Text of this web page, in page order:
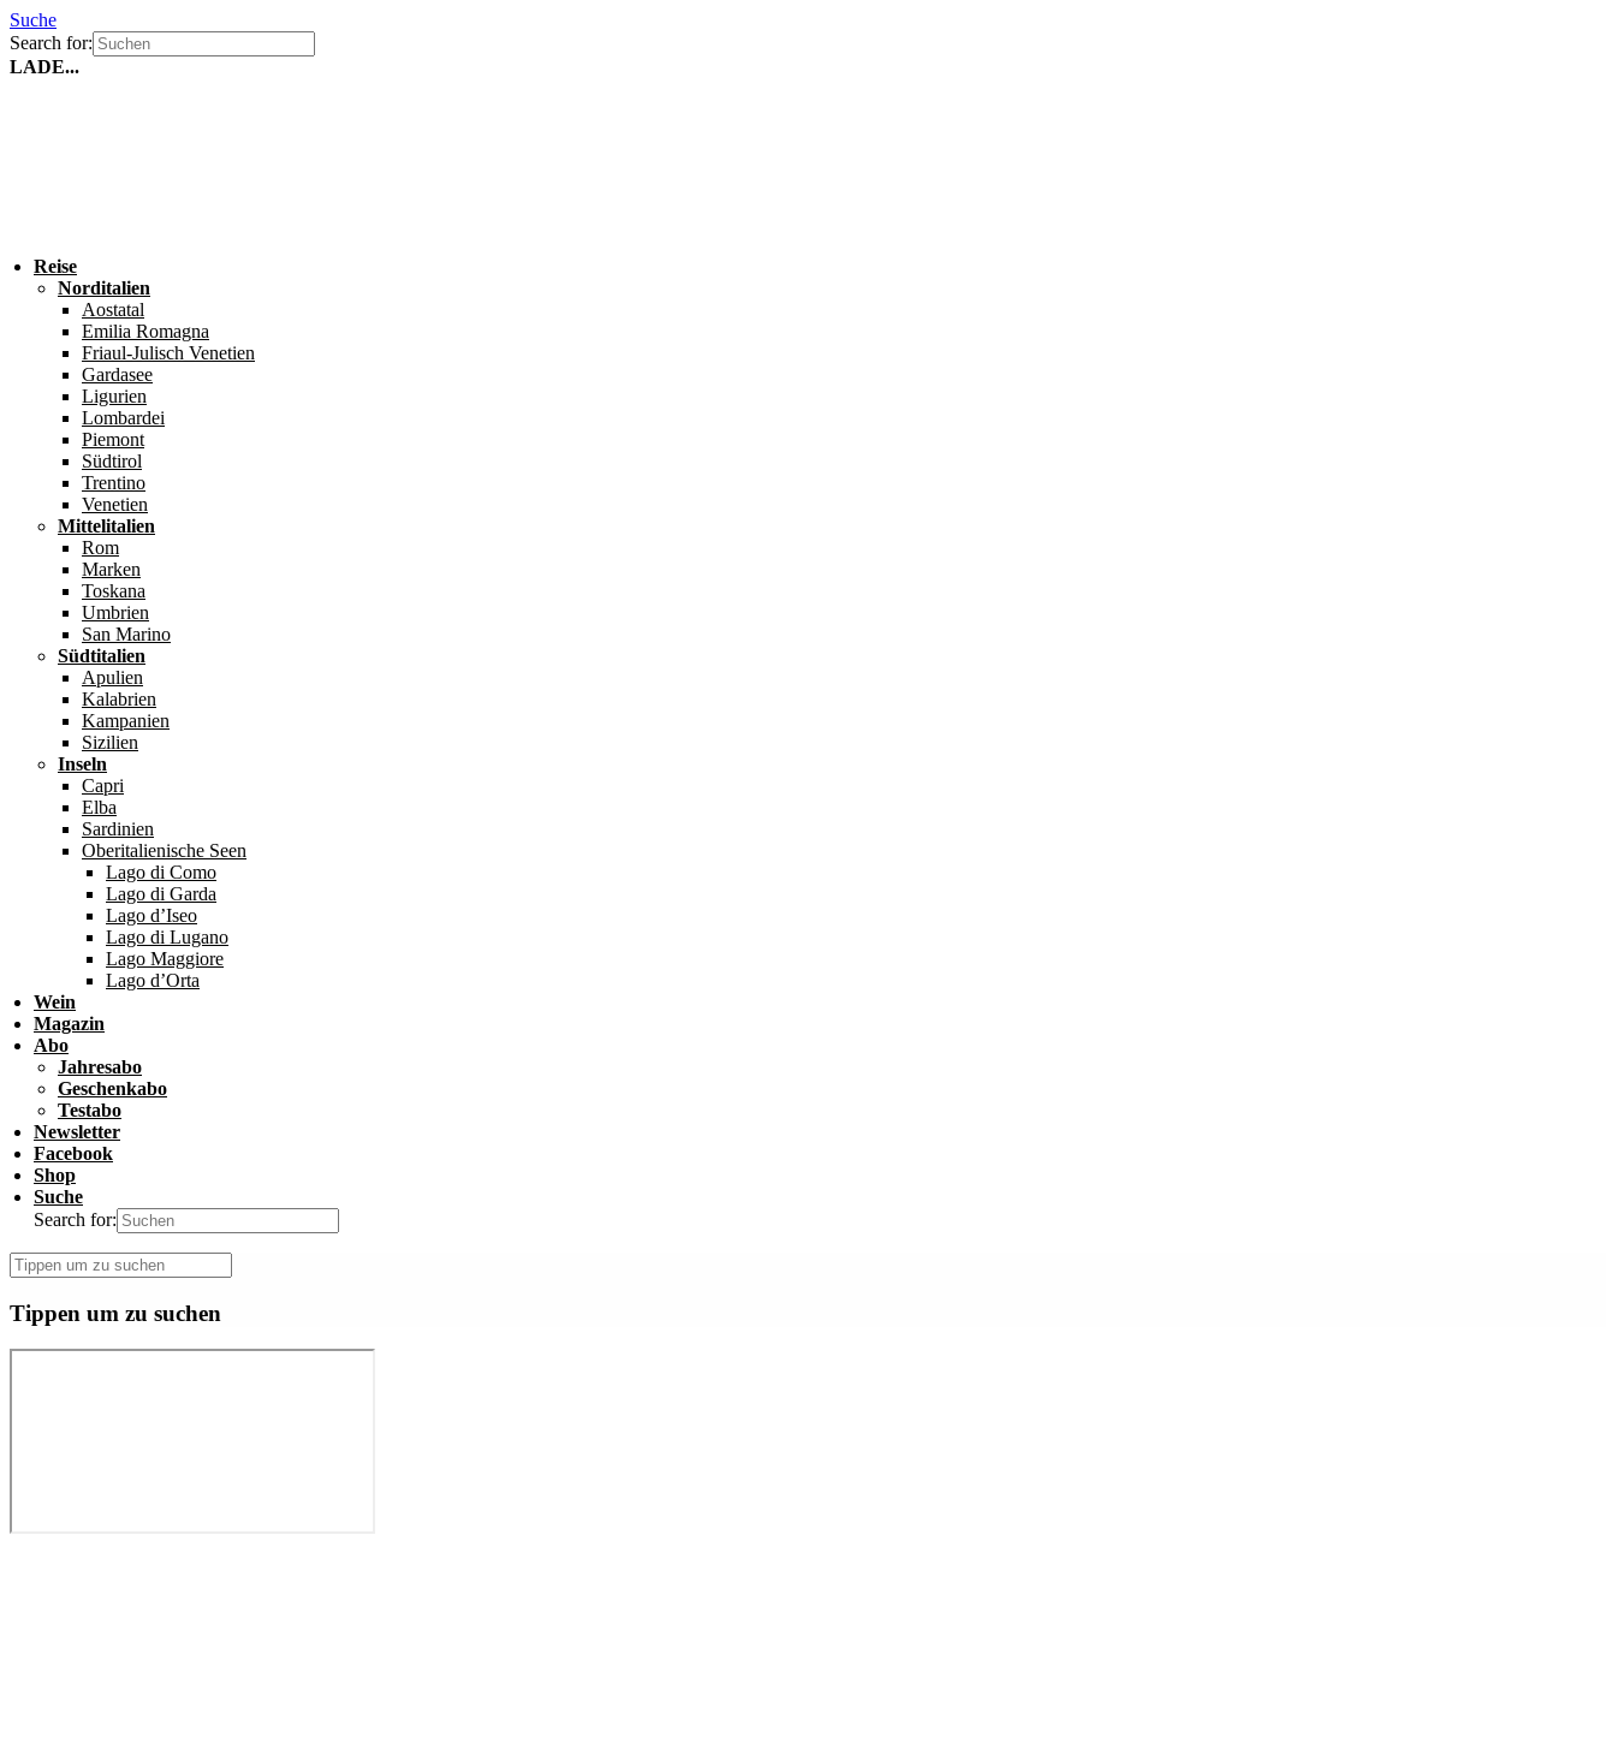
Suche
Search for:
LADE...
Reise
Norditalien
Aostatal
Emilia Romagna
Friaul-Julisch Venetien
Gardasee
Ligurien
Lombardei
Piemont
Südtirol
Trentino
Venetien
Mittelitalien
Rom
Marken
Toskana
Umbrien
San Marino
Südtitalien
Apulien
Kalabrien
Kampanien
Sizilien
Inseln
Capri
Elba
Sardinien
Oberitalienische Seen
Lago di Como
Lago di Garda
Lago d’Iseo
Lago di Lugano
Lago Maggiore
Lago d’Orta
Wein
Magazin
Abo
Jahresabo
Geschenkabo
Testabo
Newsletter
Facebook
Shop
Suche
Search for:
Tippen um zu suchen